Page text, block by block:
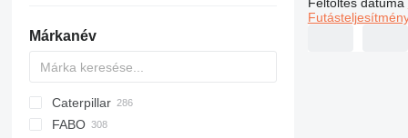
mini dömperek
Márkanév
AL
DF
BM
RD
L2C
150 DH
D-series
SX
7540
7547
B
160
9 Ton
PS
C-series
S100
S160
CK
Caterpillar
730
60
BTS
DA
AK
Boomer
R-series
W-series
C-series
FABO